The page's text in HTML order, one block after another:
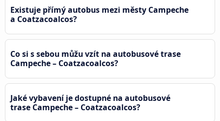
Existuje přímý autobus mezi městy Campeche
a Coatzacoalcos?
Co si s sebou můžu vzít na autobusové trase
Campeche – Coatzacoalcos?
Jaké vybavení je dostupné na autobusové
trase Campeche – Coatzacoalcos?